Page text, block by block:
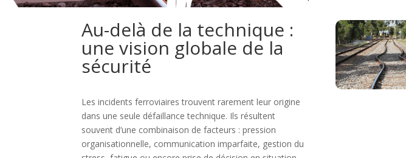
Au-delà de la technique :
une vision globale de la
sécurité
Les incidents ferroviaires trouvent rarement leur origine
dans une seule défaillance technique. Ils résultent
souvent d’une combinaison de facteurs : pression
organisationnelle, communication imparfaite, gestion du